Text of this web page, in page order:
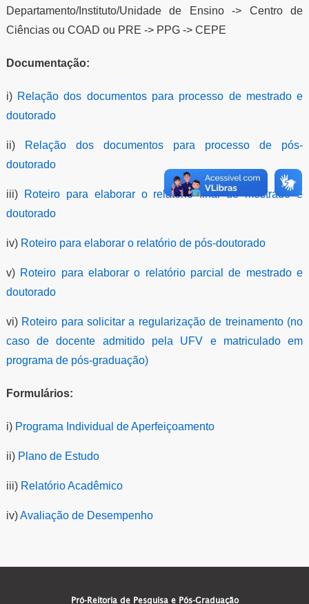
Departamento/Instituto/Unidade de Ensino -> Centro de
Ciências ou COAD ou PRE -> PPG -> CEPE
Documentação:
i) Relação dos documentos para processo de mestrado e
doutorado
ii)
Relação dos documentos para processo de pós-
doutorado
iii)
Roteiro para elaborar o relatório final de mestrado e
doutorado
iv) Roteiro para elaborar o relatório de pós-doutorado
v) Roteiro para elaborar o relatório parcial de mestrado e
doutorado
vi) Roteiro para solicitar a regularização de treinamento (no
caso de docente admitido pela UFV e matriculado em
programa de pós-graduação)
Formulários:
i) Programa Individual de Aperfeiçoamento
ii)Plano de Estudo
iii) Relatório Acadêmico
iv)Avaliação de Desempenho
Pró-Reitoria de Pesquisa e Pós-Graduação